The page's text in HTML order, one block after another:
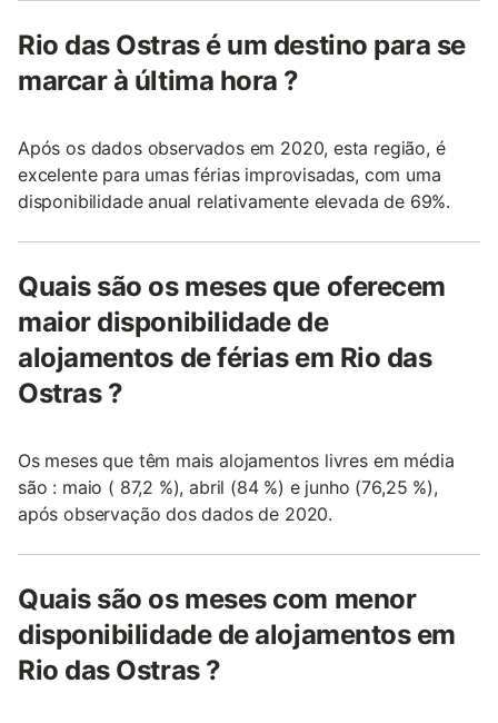
Rio das Ostras é um destino para se
marcar à última hora ?
Após os dados observados em 2020, esta região, é
excelente para umas férias improvisadas, com uma
disponibilidade anual relativamente elevada de 69%.
Quais são os meses que oferecem
maior disponibilidade de
alojamentos de férias em Rio das
Ostras ?
Os meses que têm mais alojamentos livres em média
são : maio ( 87,2 %), abril (84 %) e junho (76,25 %),
após observação dos dados de 2020.
Quais são os meses com menor
disponibilidade de alojamentos em
Rio das Ostras ?